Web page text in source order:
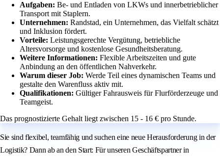
Aufgaben: Be- und Entladen von LKWs und innerbetrieblicher
Transport mit Staplern.
Unternehmen: Randstad, ein Unternehmen, das Vielfalt schätzt
und Inklusion fördert.
Vorteile: Leistungsgerechte Vergütung, betriebliche
Altersvorsorge und kostenlose Gesundheitsberatung.
Weitere Informationen: Flexible Arbeitszeiten und gute
Anbindung an den öffentlichen Nahverkehr.
Warum dieser Job: Werde Teil eines dynamischen Teams und
gestalte den Warenfluss aktiv mit.
Qualifikationen: Gültiger Fahrausweis für Flurförderzeuge und
Teamgeist.
Das prognostizierte Gehalt liegt zwischen 15 - 16 € pro Stunde.
Sie sind flexibel, teamfähig und suchen eine neue Herausforderung in der
Logistik? Dann ab an den Start: Für unseren Geschäftspartner in